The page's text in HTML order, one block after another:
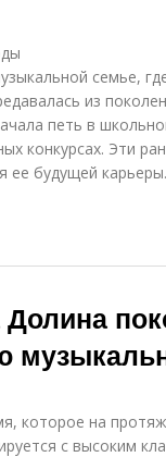
семье,
из
петь в
конкурсах. Эти
ее будущей карьеры.
которое на
с высоким